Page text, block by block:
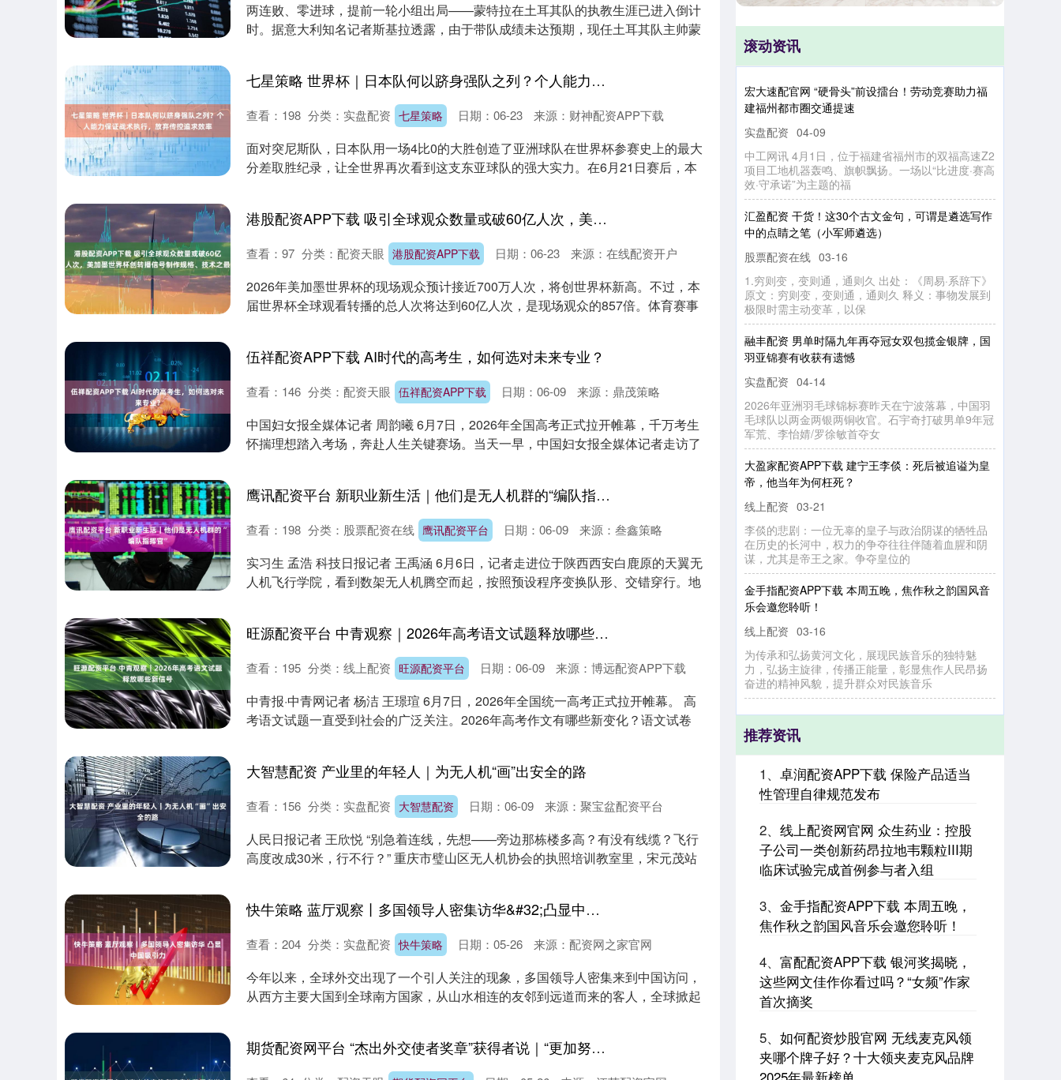
两连败、零进球，提前一轮小组出局——蒙特拉在土耳其队的执教生涯已进入倒计
时。据意大利知名记者斯基拉透露，由于带队成绩未达预期，现任土耳其队主帅蒙
七星策略 世界杯｜日本队何以跻身强队之列？个人能力保证战术执行，放弃传控追求效率
七星策略 日期：06-23 来源：财神配资APP下载
查看： 198 分类： 实盘配资
面对突尼斯队，日本队用一场4比0的大胜创造了亚洲球队在世界杯参赛史上的最大
分差取胜纪录，让全世界再次看到这支东亚球队的强大实力。在6月21日赛后，本
港股配资APP下载 吸引全球观众数量或破60亿人次，美加墨世界杯创转播信号制作规格、技术之最
港股配资APP下载 日期：06-23 来源：在线配资开户
查看： 97 分类： 配资天眼
2026年美加墨世界杯的现场观众预计接近700万人次，将创世界杯新高。不过，本
届世界杯全球观看转播的总人次将达到60亿人次，是现场观众的857倍。体育赛事
伍祥配资APP下载 AI时代的高考生，如何选对未来专业？
伍祥配资APP下载 日期：06-09 来源：鼎茂策略
查看： 146 分类： 配资天眼
中国妇女报全媒体记者 周韵曦 6月7日，2026年全国高考正式拉开帷幕，千万考生
怀揣理想踏入考场，奔赴人生关键赛场。当天一早，中国妇女报全媒体记者走访了
鹰讯配资平台 新职业新生活｜他们是无人机群的“编队指挥官”
鹰讯配资平台 日期：06-09 来源：叁鑫策略
查看： 198 分类： 股票配资在线
实习生 孟浩 科技日报记者 王禹涵 6月6日，记者走进位于陕西西安白鹿原的天翼无
人机飞行学院，看到数架无人机腾空而起，按照预设程序变换队形、交错穿行。地
旺源配资平台 中青观察｜2026年高考语文试题释放哪些新信号
旺源配资平台 日期：06-09 来源：博远配资APP下载
查看： 195 分类： 线上配资
中青报·中青网记者 杨洁 王璟瑄 6月7日，2026年全国统一高考正式拉开帷幕。 高
考语文试题一直受到社会的广泛关注。2026年高考作文有哪些新变化？语文试卷
大智慧配资 产业里的年轻人｜为无人机“画”出安全的路
大智慧配资 日期：06-09 来源：聚宝盆配资平台
查看： 156 分类： 实盘配资
人民日报记者 王欣悦 “别急着连线，先想——旁边那栋楼多高？有没有线缆？飞行
高度改成30米，行不行？” 重庆市璧山区无人机协会的执照培训教室里，宋元茂站
快牛策略 蓝厅观察丨多国领导人密集访华&#32;凸显中国吸引力
快牛策略 日期：05-26 来源：配资网之家官网
查看： 204 分类： 实盘配资
今年以来，全球外交出现了一个引人关注的现象，多国领导人密集来到中国访问，
从西方主要大国到全球南方国家，从山水相连的友邻到远道而来的客人，全球掀起
期货配资网平台 “杰出外交使者奖章”获得者说｜“更加努力地促进沙中友好关系发展”
滚动资讯
宏大速配官网 “硬骨头”前设擂台！劳动竞赛助力福
建福州都市圈交通提速
实盘配资 04-09
中工网讯 4月1日，位于福建省福州市的双福高速Z2
项目工地机器轰鸣、旗帜飘扬。一场以“比进度·赛高
效·守承诺”为主题的福
汇盈配资 干货！这30个古文金句，可谓是遴选写作
中的点睛之笔（小军师遴选）
股票配资在线 03-16
1.穷则变，变则通，通则久 出处：《周易·系辞下》
原文：穷则变，变则通，通则久 释义：事物发展到
极限时需主动变革，以保
融丰配资 男单时隔九年再夺冠女双包揽金银牌，国
羽亚锦赛有收获有遗憾
实盘配资 04-14
2026年亚洲羽毛球锦标赛昨天在宁波落幕，中国羽
毛球队以两金两银两铜收官。石宇奇打破男单9年冠
军荒、李怡婧/罗徐敏首夺女
大盈家配资APP下载 建宁王李倓：死后被追谥为皇
帝，他当年为何枉死？
线上配资 03-21
李倓的悲剧：一位无辜的皇子与政治阴谋的牺牲品
在历史的长河中，权力的争夺往往伴随着血腥和阴
谋，尤其是帝王之家。争夺皇位的
金手指配资APP下载 本周五晚，焦作秋之韵国风音
乐会邀您聆听！
线上配资 03-16
为传承和弘扬黄河文化，展现民族音乐的独特魅
力，弘扬主旋律，传播正能量，彰显焦作人民昂扬
奋进的精神风貌，提升群众对民族音乐
推荐资讯
1、 卓润配资APP下载 保险产品适当
性管理自律规范发布
2、 线上配资网官网 众生药业：控股
子公司一类创新药昂拉地韦颗粒III期
临床试验完成首例参与者入组
3、 金手指配资APP下载 本周五晚，
焦作秋之韵国风音乐会邀您聆听！
4、 富配配资APP下载 银河奖揭晓，
这些网文佳作你看过吗？“女频”作家
首次摘奖
5、 如何配资炒股官网 无线麦克风领
夹哪个牌子好？十大领夹麦克风品牌